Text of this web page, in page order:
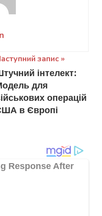
запис
інтелект:
для
операцій
в Європі